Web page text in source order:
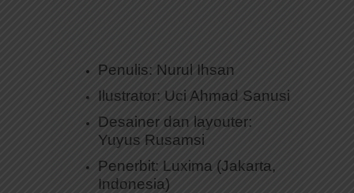
Penulis: Nurul Ihsan
Ilustrator: Uci Ahmad Sanusi
Desainer dan layouter:
Yuyus Rusamsi
Penerbit: Luxima (Jakarta,
Indonesia)